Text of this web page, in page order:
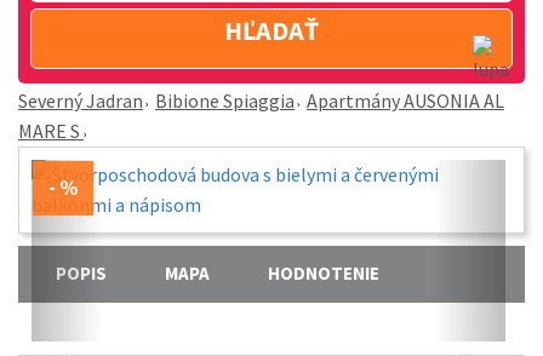
HĽADAŤ
Severný Jadran Bibione Spiaggia Apartmány AUSONIA AL
MARE S
POPIS MAPA HODNOTENIE